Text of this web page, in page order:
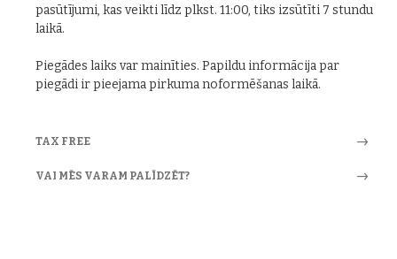
pasūtījumi, kas veikti līdz plkst. 11:00, tiks izsūtīti 7 stundu
laikā.
Piegādes laiks var mainīties. Papildu informācija par
piegādi ir pieejama pirkuma noformēšanas laikā.
TAX FREE
VAI MĒS VARAM PALĪDZĒT?